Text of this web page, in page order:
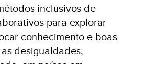
inclusivos de
para explorar
conhecimento e boas
desigualdades,